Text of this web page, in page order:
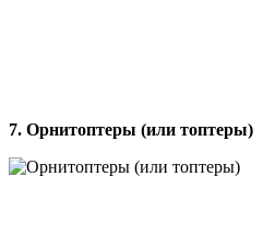
7. Орнитоптеры (или топтеры)